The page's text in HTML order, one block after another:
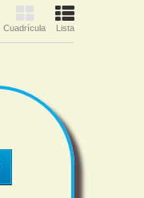
Cuadrícula Lista